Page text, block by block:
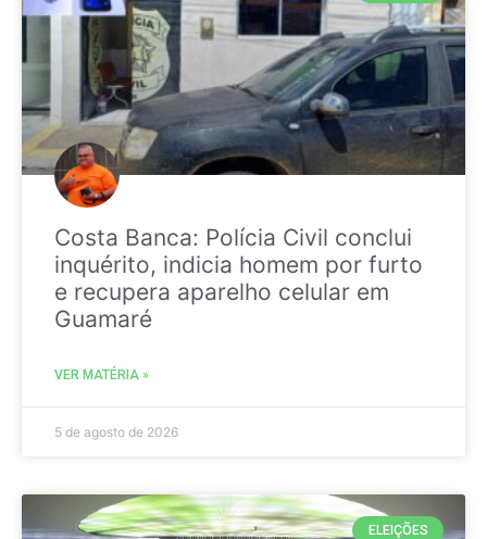
Costa Banca: Polícia Civil conclui
inquérito, indicia homem por furto
e recupera aparelho celular em
Guamaré
VER MATÉRIA »
5 de agosto de 2026
ELEIÇÕES